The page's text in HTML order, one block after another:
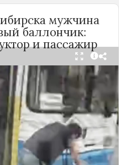
мужчина
баллончик:
и пассажир
автобуса маршрута
инцидент с
баллончика. Как
Telegram-канале
, неизвестный
вступил в перепалку
с другими
он достал
его в салоне.